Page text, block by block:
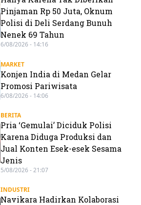
Pinjaman Rp 50 Juta, Oknum
Polisi di Deli Serdang Bunuh
Nenek 69 Tahun
6/08/2026 - 14:16
MARKET
Konjen India di Medan Gelar
Promosi Pariwisata
6/08/2026 - 14:06
BERITA
Pria ‘Gemulai’ Diciduk Polisi
Karena Diduga Produksi dan
Jual Konten Esek-esek Sesama
Jenis
5/08/2026 - 21:07
INDUSTRI
Navikara Hadirkan Kolaborasi